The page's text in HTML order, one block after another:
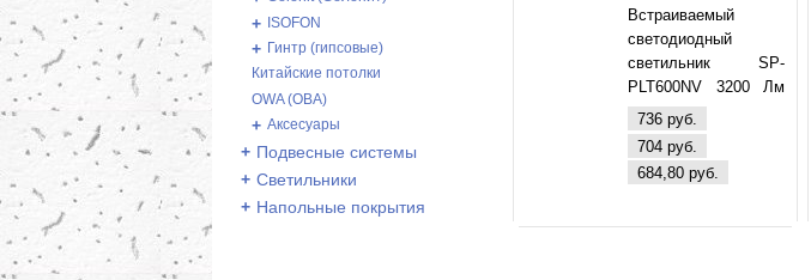
+ ISOFON
+ Гинтр (гипсовые)
Китайские потолки
OWA (ОВА)
+ Аксесуары
+ Подвесные системы
+ Светильники
+ Напольные покрытия
Встраиваемый
светодиодный
светильник SP-
PLT600NV 3200 Лм
36W/6500K ip40 Опал
736 руб.
704 руб.
684,80 руб.